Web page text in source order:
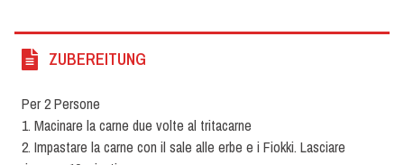
ZUBEREITUNG
Per 2 Persone
1. Macinare la carne due volte al tritacarne
2. Impastare la carne con il sale alle erbe e i Fiokki. Lasciare